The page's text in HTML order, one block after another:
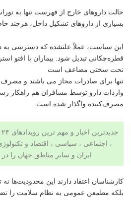
حالت داروهای خارج از فهرست تنها به
بسیاری از داروهای تشکیل داخل، هرچند
این سیاست، عملاً علتشده که دسترسی به
قطره‌چکانی تبدیل شود. بیماران با افتو
تحت سختی مضاعف است
تنها برای صادرات مجاز می باشند و
واردات دارو توسط مسافران هم راهکار
مصرف‌کننده واگذار شده است.
، اجتماعی ، سیاسی ،
اقتصاد و
ایران و سایر مناطق جهان را
کارشناسان اعتقاد دارند این محدودیت‌ها نه
بلکه مطمعن عمومی به نظام سلامت را